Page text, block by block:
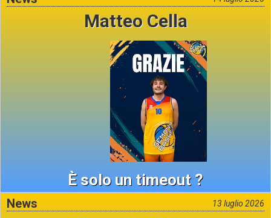
Matteo Cella
È solo un timeout ?
News 13 luglio 2026